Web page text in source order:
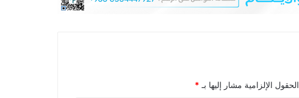
الحقول الإلزامية مشار إليها بـ *